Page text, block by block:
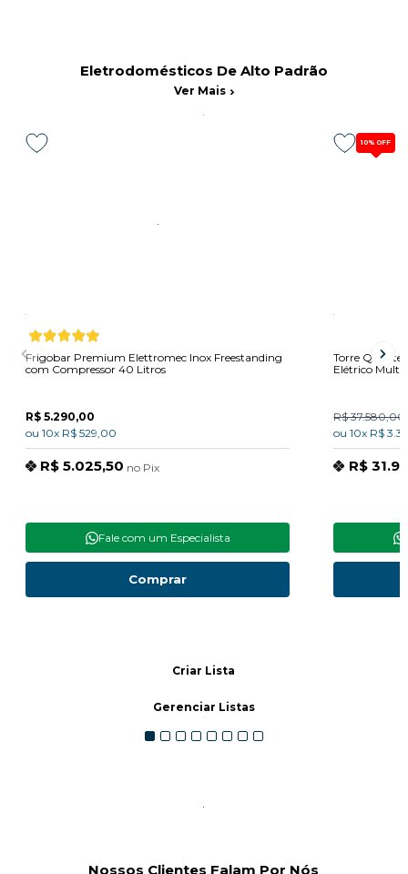
Eletrodomésticos De Alto Padrão
Ver Mais
Frigobar Premium Elettromec Inox Freestanding
com Compressor 40 Litros
R$ 5.290,00
ou 10x R$ 529,00
R$ 5.025,50 no Pix
Comprar
Fale com um Especialista
10% OFF
Torre Quente
Elétrico
R$ 37.580,00
ou 10x R$
R$
Criar Lista
Gerenciar Listas
Nossos Clientes Falam Por Nós